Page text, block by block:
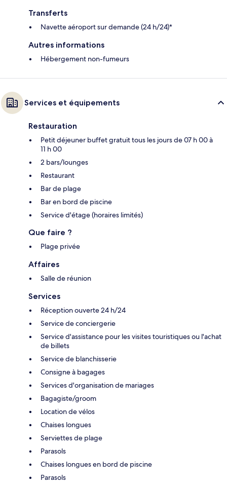
Transferts
Navette aéroport sur demande (24 h/24)*
Autres informations
Hébergement non-fumeurs
Services et équipements
Restauration
Petit déjeuner buffet gratuit tous les jours de 07 h 00 à
11 h 00
2 bars/lounges
Restaurant
Bar de plage
Bar en bord de piscine
Service d'étage (horaires limités)
Que faire ?
Plage privée
Affaires
Salle de réunion
Services
Réception ouverte 24 h/24
Service de conciergerie
Service d'assistance pour les visites touristiques ou l'achat
de billets
Service de blanchisserie
Consigne à bagages
Services d'organisation de mariages
Bagagiste/groom
Location de vélos
Chaises longues
Serviettes de plage
Parasols
Chaises longues en bord de piscine
Parasols